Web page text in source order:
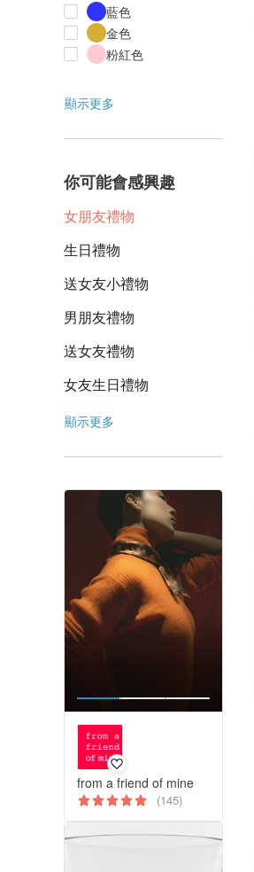
藍色
金色
粉紅色
顯示更多
你可能會感興趣
女朋友禮物
生日禮物
送女友小禮物
男朋友禮物
送女友禮物
女友生日禮物
顯示更多
from a friend of mine
(145)